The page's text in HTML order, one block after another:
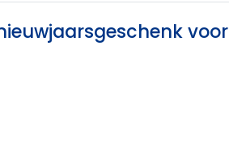
voor